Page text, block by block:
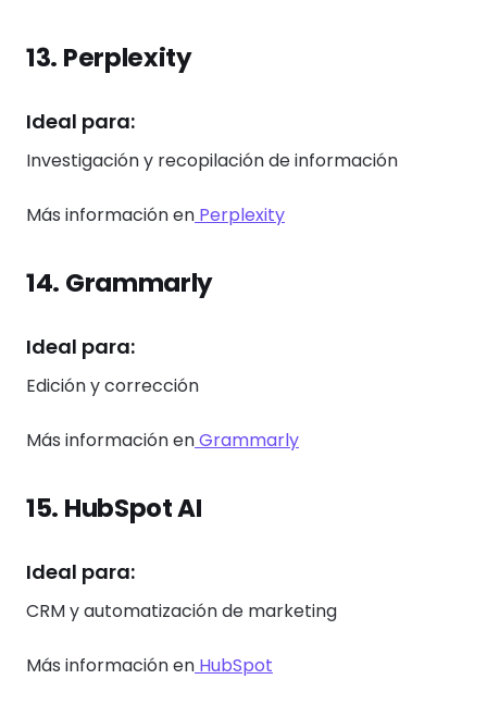
13. Perplexity
Ideal para:
Investigación y recopilación de información
Más información en Perplexity
14. Grammarly
Ideal para:
Edición y corrección
Más información enGrammarly
15. HubSpot AI
Ideal para:
CRM y automatización de marketing
Más información en HubSpot